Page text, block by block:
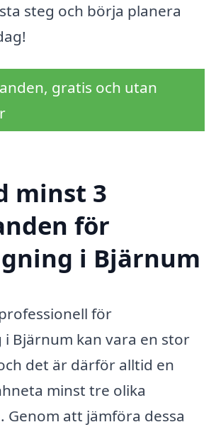
steg och börja planera
gratis och utan
minst 3
för
i Bjärnum
för
Bjärnum kan vara en stor
det är därför alltid en
minst tre olika
Genom att jämföra dessa